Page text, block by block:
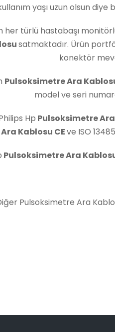
yaşı uzun olsun diye
her türlü hastabaşı
satmaktadır. Ürün
konektör
Pulsoksimetre Ara
model ve seri
Hp Pulsoksimetre
Ara Kablosu CEve ISO
Pulsoksimetre Ara
Pulsoksimetre Ara